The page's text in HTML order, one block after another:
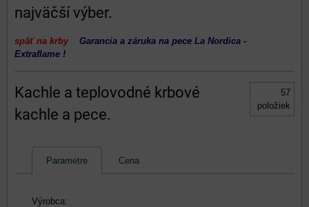
najväčší výber.
späť na krby
Garancia a záruka na pece La Nordica -
Extraflame !
Kachle a teplovodné krbové
kachle a pece.
57
položiek
Parametre Cena
Výrobca: